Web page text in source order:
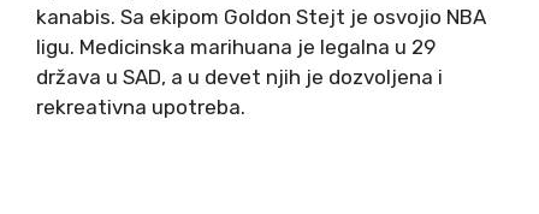
kanabis. Sa ekipom Goldon Stejt je osvojio NBA
ligu. Medicinska marihuana je legalna u 29
država u SAD, a u devet njih je dozvoljena i
rekreativna upotreba.